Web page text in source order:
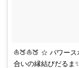
⛵🍑⛵🍑 ☆ パワー
合いの縁結びだるま